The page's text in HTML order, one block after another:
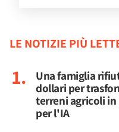
LE NOTIZIE PIÙ
Una famiglia
dollari per
terreni agricoli
per l'IA